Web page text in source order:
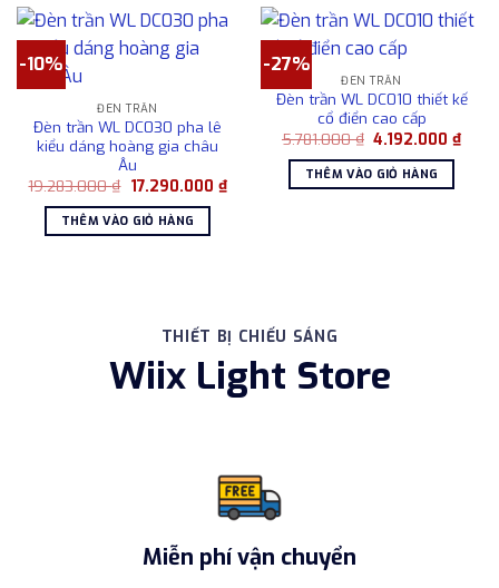
-10%
ĐÈN TRẦN
Đèn trần WL DC030 pha lê
kiểu dáng hoàng gia châu
Âu
19.283.000₫ Giá
là:
19.283.000 ₫.
17.290.000 ₫Giá
hiện
THÊM VÀO GIỎ HÀNG
-27%
ĐÈN TRẦN
Đèn trần WL DC010 thiết kế
cổ điển cao cấp
5.781.000₫ Giá
là:
5.781.000 ₫.
4.192.000₫Giá
hiện
THÊM VÀO GIỎ HÀNG
THIẾT BỊ CHIẾU SÁNG
Wiix Light Store
Miễn phí vận chuyển